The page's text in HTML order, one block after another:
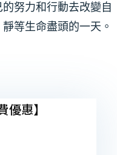
努力和行動去改變自
等生命盡頭的一天。
惠】